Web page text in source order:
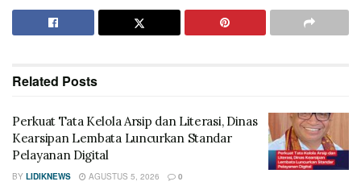
Related Posts
Perkuat Tata Kelola Arsip dan Literasi, Dinas
Kearsipan Lembata Luncurkan Standar
Pelayanan Digital
BY LIDIKNEWS AGUSTUS 5, 2026 0